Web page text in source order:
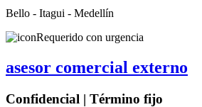
Bello - Itagui - Medellín
Requerido con urgencia
asesor comercial externo
Confidencial | Término fijo